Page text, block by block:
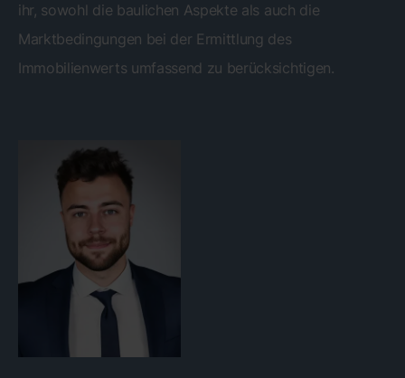
ihr, sowohl die baulichen Aspekte als auch die
Marktbedingungen bei der Ermittlung des
Immobilienwerts umfassend zu berücksichtigen.